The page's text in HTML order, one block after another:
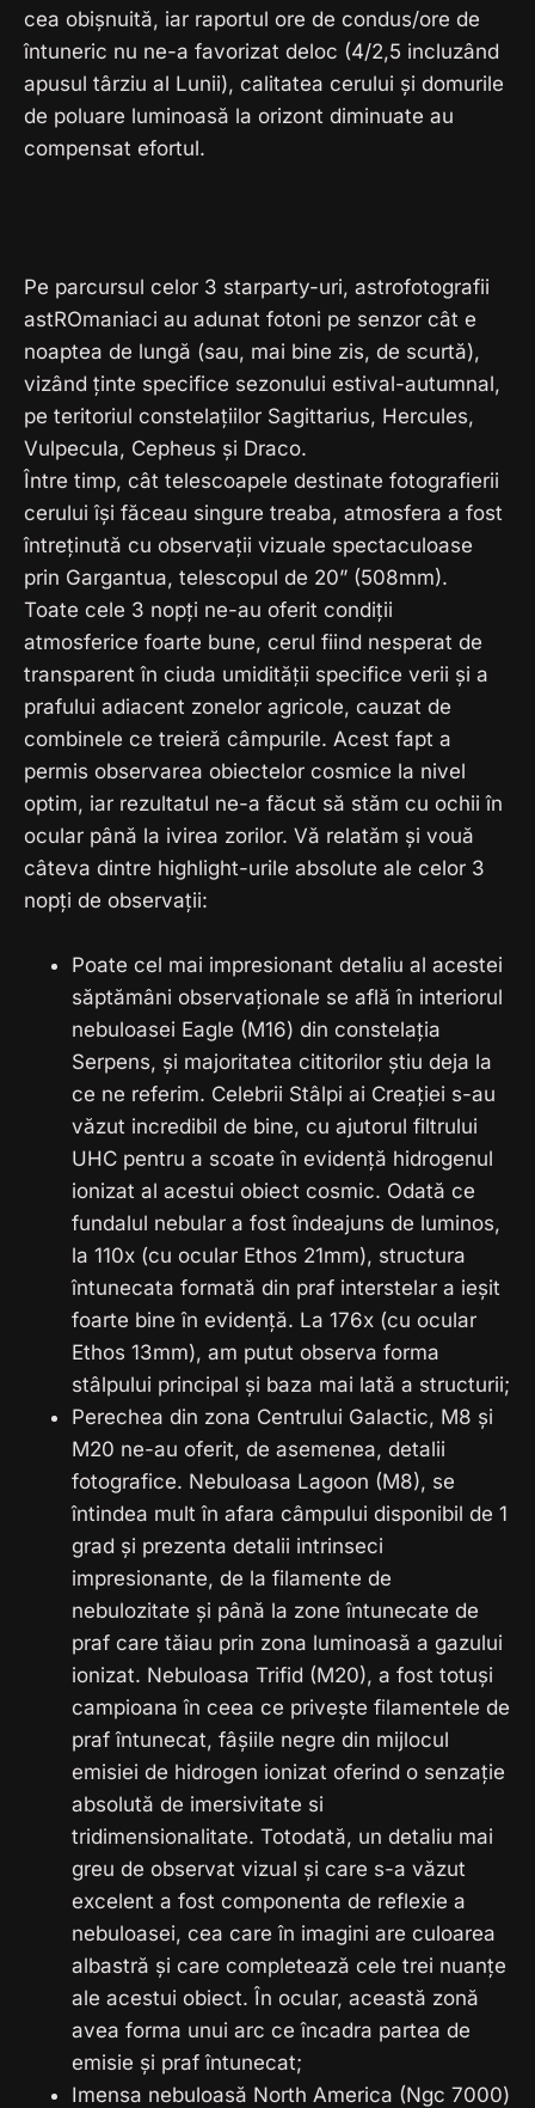
cea obișnuită, iar raportul ore de condus/ore de
întuneric nu ne-a favorizat deloc (4/2,5 incluzând
apusul târziu al Lunii), calitatea cerului și domurile
de poluare luminoasă la orizont diminuate au
compensat efortul.
Pe parcursul celor 3 starparty-uri, astrofotografii
astROmaniaci au adunat fotoni pe senzor cât e
noaptea de lungă (sau, mai bine zis, de scurtă),
vizând ținte specifice sezonului estival-autumnal,
pe teritoriul constelațiilor Sagittarius, Hercules,
Vulpecula, Cepheus și Draco.
Între timp, cât telescoapele destinate fotografierii
cerului își făceau singure treaba, atmosfera a fost
întreținută cu observații vizuale spectaculoase
prin Gargantua, telescopul de 20” (508mm).
Toate cele 3 nopți ne-au oferit condiții
atmosferice foarte bune, cerul fiind nesperat de
transparent în ciuda umidității specifice verii și a
prafului adiacent zonelor agricole, cauzat de
combinele ce treieră câmpurile. Acest fapt a
permis observarea obiectelor cosmice la nivel
optim, iar rezultatul ne-a făcut să stăm cu ochii în
ocular până la ivirea zorilor. Vă relatăm și vouă
câteva dintre highlight-urile absolute ale celor 3
nopți de observații:
Poate cel mai impresionant detaliu al acestei
săptămâni observaționale se află în interiorul
nebuloasei Eagle (M16) din constelația
Serpens, și majoritatea cititorilor știu deja la
ce ne referim. Celebrii Stâlpi ai Creației s-au
văzut incredibil de bine, cu ajutorul filtrului
UHC pentru a scoate în evidență hidrogenul
ionizat al acestui obiect cosmic. Odată ce
fundalul nebular a fost îndeajuns de luminos,
la 110x (cu ocular Ethos 21mm), structura
întunecata formată din praf interstelar a ieșit
foarte bine în evidență. La 176x (cu ocular
Ethos 13mm), am putut observa forma
stâlpului principal și baza mai lată a structurii;
Perechea din zona Centrului Galactic, M8 și
M20 ne-au oferit, de asemenea, detalii
fotografice. Nebuloasa Lagoon (M8), se
întindea mult în afara câmpului disponibil de 1
grad și prezenta detalii intrinseci
impresionante, de la filamente de
nebulozitate și până la zone întunecate de
praf care tăiau prin zona luminoasă a gazului
ionizat. Nebuloasa Trifid (M20), a fost totuși
campioana în ceea ce privește filamentele de
praf întunecat, fâșiile negre din mijlocul
emisiei de hidrogen ionizat oferind o senzație
absolută de imersivitate si
tridimensionalitate. Totodată, un detaliu mai
greu de observat vizual și care s-a văzut
excelent a fost componenta de reflexie a
nebuloasei, cea care în imagini are culoarea
albastră și care completează cele trei nuanțe
ale acestui obiect. În ocular, această zonă
avea forma unui arc ce încadra partea de
emisie și praf întunecat;
Imensa nebuloasă North America (Ngc 7000)